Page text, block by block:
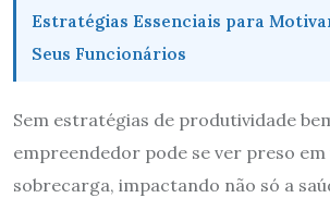
Estratégias Essenciais para
Seus Funcionários
Sem estratégias de produtividade
empreendedor pode se ver preso em
sobrecarga, impactando não só a